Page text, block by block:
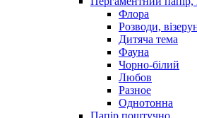
Флора
Розводи,
Дитяча тема
Фауна
Чорно-білий
Любов
Разное
Однотонна
Папір поштучно